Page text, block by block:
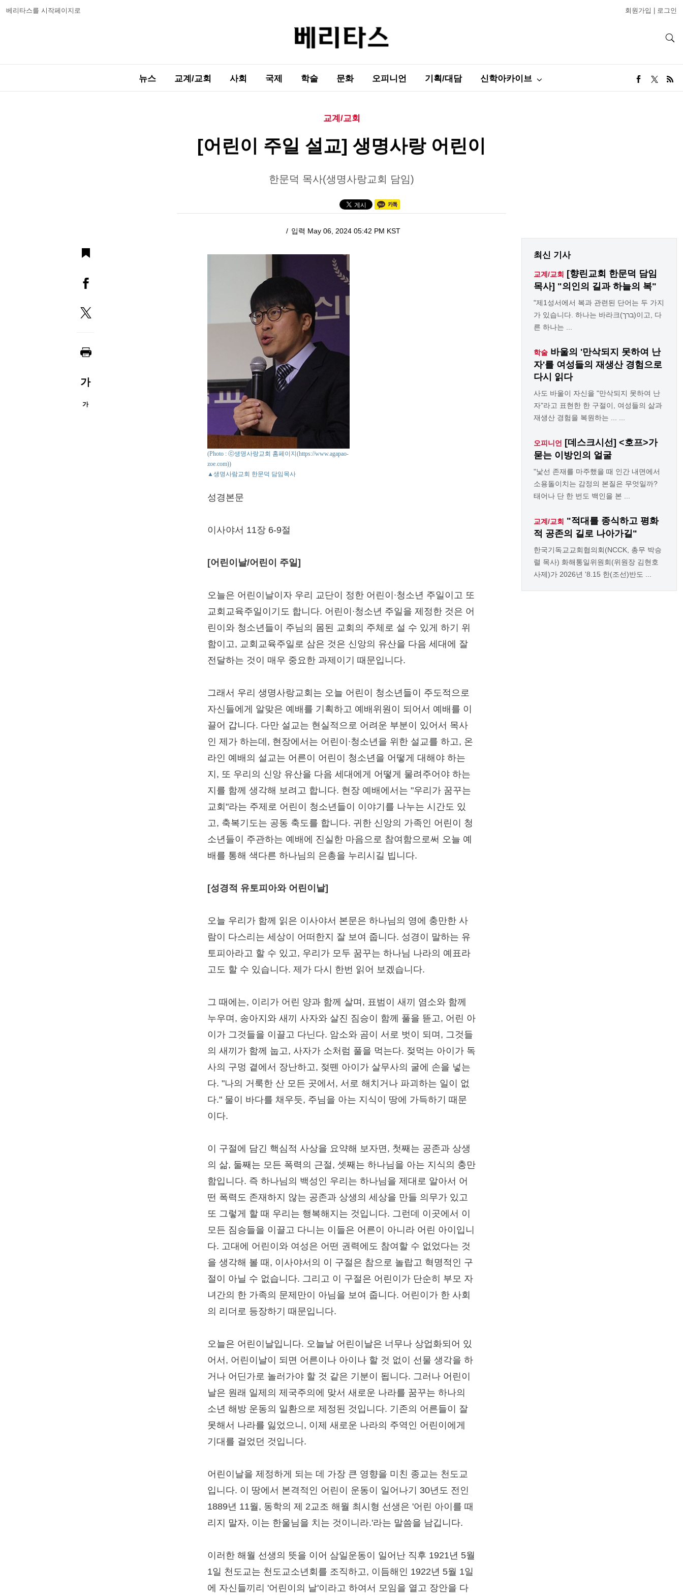
베리타스를 시작페이지로 회원가입 로그인
뉴스 교계/교회 사회 국제 학술 문화 오피니언 기획/대담 신학아카이브
교계/교회
[어린이 주일 설교] 생명사랑 어린이
한문덕 목사(생명사랑교회 담임)
입력 May 06, 2024 05:42 PM KST
가
가
(Photo : ⓒ생명사랑교회 홈페이지(https://www.agapao-
zoe.com))
▲생명사람교회 한문덕 담임목사
성경본문
이사야서 11장 6-9절
[어린이날/어린이 주일]
오늘은 어린이날이자 우리 교단이 정한 어린이∙청소년 주일이고 또
교회교육주일이기도 합니다. 어린이∙청소년 주일을 제정한 것은 어
린이와 청소년들이 주님의 몸된 교회의 주체로 설 수 있게 하기 위
함이고, 교회교육주일로 삼은 것은 신앙의 유산을 다음 세대에 잘
전달하는 것이 매우 중요한 과제이기 때문입니다.
그래서 우리 생명사랑교회는 오늘 어린이 청소년들이 주도적으로
자신들에게 알맞은 예배를 기획하고 예배위원이 되어서 예배를 이
끌어 갑니다. 다만 설교는 현실적으로 어려운 부분이 있어서 목사
인 제가 하는데, 현장에서는 어린이∙청소년을 위한 설교를 하고, 온
라인 예배의 설교는 어른이 어린이 청소년을 어떻게 대해야 하는
지, 또 우리의 신앙 유산을 다음 세대에게 어떻게 물려주어야 하는
지를 함께 생각해 보려고 합니다. 현장 예배에서는 "우리가 꿈꾸는
교회"라는 주제로 어린이 청소년들이 이야기를 나누는 시간도 있
고, 축복기도는 공동 축도를 합니다. 귀한 신앙의 가족인 어린이 청
소년들이 주관하는 예배에 진실한 마음으로 참여함으로써 오늘 예
배를 통해 색다른 하나님의 은총을 누리시길 빕니다.
[성경적 유토피아와 어린이날]
오늘 우리가 함께 읽은 이사야서 본문은 하나님의 영에 충만한 사
람이 다스리는 세상이 어떠한지 잘 보여 줍니다. 성경이 말하는 유
토피아라고 할 수 있고, 우리가 모두 꿈꾸는 하나님 나라의 예표라
고도 할 수 있습니다. 제가 다시 한번 읽어 보겠습니다.
그 때에는, 이리가 어린 양과 함께 살며, 표범이 새끼 염소와 함께
누우며, 송아지와 새끼 사자와 살진 짐승이 함께 풀을 뜯고, 어린 아
이가 그것들을 이끌고 다닌다. 암소와 곰이 서로 벗이 되며, 그것들
의 새끼가 함께 눕고, 사자가 소처럼 풀을 먹는다. 젖먹는 아이가 독
사의 구멍 곁에서 장난하고, 젖뗀 아이가 살무사의 굴에 손을 넣는
다. "나의 거룩한 산 모든 곳에서, 서로 해치거나 파괴하는 일이 없
다." 물이 바다를 채우듯, 주님을 아는 지식이 땅에 가득하기 때문
이다.
이 구절에 담긴 핵심적 사상을 요약해 보자면, 첫째는 공존과 상생
의 삶, 둘째는 모든 폭력의 근절, 셋째는 하나님을 아는 지식의 충만
함입니다. 즉 하나님의 백성인 우리는 하나님을 제대로 알아서 어
떤 폭력도 존재하지 않는 공존과 상생의 세상을 만들 의무가 있고
또 그렇게 할 때 우리는 행복해지는 것입니다. 그런데 이곳에서 이
모든 짐승들을 이끌고 다니는 이들은 어른이 아니라 어린 아이입니
다. 고대에 어린이와 여성은 어떤 권력에도 참여할 수 없었다는 것
을 생각해 볼 때, 이사야서의 이 구절은 참으로 놀랍고 혁명적인 구
절이 아닐 수 없습니다. 그리고 이 구절은 어린이가 단순히 부모 자
녀간의 한 가족의 문제만이 아님을 보여 줍니다. 어린이가 한 사회
의 리더로 등장하기 때문입니다.
오늘은 어린이날입니다. 오늘날 어린이날은 너무나 상업화되어 있
어서, 어린이날이 되면 어른이나 아이나 할 것 없이 선물 생각을 하
거나 어딘가로 놀러가야 할 것 같은 기분이 됩니다. 그러나 어린이
날은 원래 일제의 제국주의에 맞서 새로운 나라를 꿈꾸는 하나의
소년 해방 운동의 일환으로 제정된 것입니다. 기존의 어른들이 잘
못해서 나라를 잃었으니, 이제 새로운 나라의 주역인 어린이에게
기대를 걸었던 것입니다.
어린이날을 제정하게 되는 데 가장 큰 영향을 미친 종교는 천도교
입니다. 이 땅에서 본격적인 어린이 운동이 일어나기 30년도 전인
1889년 11월, 동학의 제 2교조 해월 최시형 선생은 '어린 아이를 때
리지 말자, 이는 한울님을 치는 것이니라.'라는 말씀을 남깁니다.
이러한 해월 선생의 뜻을 이어 삼일운동이 일어난 직후 1921년 5월
1일 천도교는 천도교소년회를 조직하고, 이듬해인 1922년 5월 1일
에 자신들끼리 '어린이의 날'이라고 하여서 모임을 열고 장안을 다
최신 기사
교계/교회
[향린교회 한문덕 담임
목사] "의인의 길과 하늘의 복"
"제1성서에서 복과 관련된 단어는 두 가지
가 있습니다. 하나는 바라크(ברך)이고, 다
른 하나는 ...
학술 바울의 '만삭되지 못하여 난
자'를 여성들의 재생산 경험으로
다시 읽다
사도 바울이 자신을 "만삭되지 못하여 난
자"라고 표현한 한 구절이, 여성들의 삶과
재생산 경험을 복원하는 ... ...
오피니언
[데스크시선] <호프>가
묻는 이방인의 얼굴
"낯선 존재를 마주했을 때 인간 내면에서
소용돌이치는 감정의 본질은 무엇일까?
태어나 단 한 번도 백인을 본 ...
교계/교회 "적대를 종식하고 평화
적 공존의 길로 나아가길"
한국기독교교회협의회(NCCK, 총무 박승
렬 목사) 화해통일위원회(위원장 김현호
사제)가 2026년 '8.15 한(조선)반도 ...